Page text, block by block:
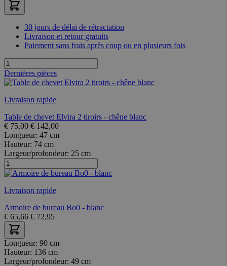
30 jours de délai de rétractation
Livraison et retour gratuits
Paiement sans frais après coup ou en plusieurs fois
Dernières pièces
Livraison rapide
Table de chevet Elvira 2 tiroirs - chêne blanc
€ 75,00 € 142,00
Longueur: 47 cm
Hauteur: 74 cm
Largeur/profondeur: 25 cm
Livraison rapide
Armoire de bureau Bo0 - blanc
€ 65,66 € 72,95
Longueur: 90 cm
Hauteur: 136 cm
Largeur/profondeur: 49 cm